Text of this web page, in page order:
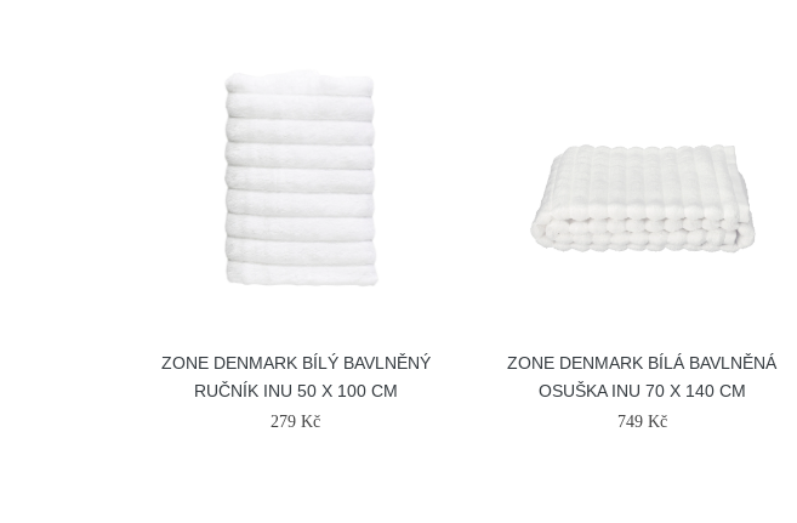
ZONE DENMARK BÍLÝ BAVLNĚNÝ
RUČNÍK INU 50 X 100 CM
279 Kč
ZONE DENMARK BÍLÁ BAVLNĚNÁ
OSUŠKA INU 70 X 140 CM
749 Kč